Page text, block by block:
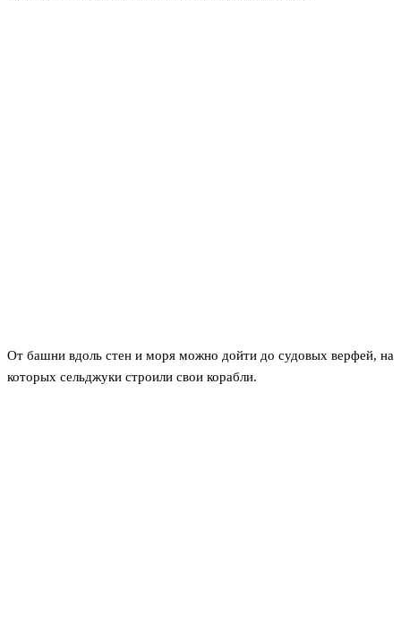
От башни вдоль стен и моря можно дойти до судовых верфей, на
которых сельджуки строили свои корабли.